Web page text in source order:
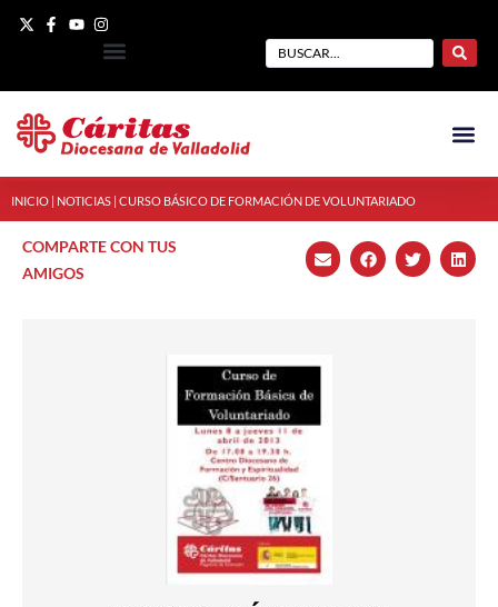
INICIO NOTICIAS CURSO BÁSICO DE FORMACIÓN DE VOLUNTARIADO
COMPARTE CON TUS
AMIGOS